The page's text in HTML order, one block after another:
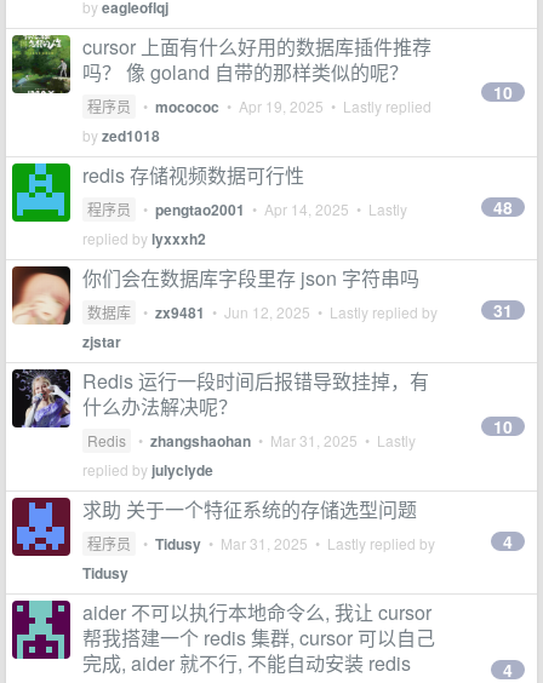
byeagleoflqj
cursor 上面有什么好用的数据库插件推荐
吗？ 像 goland 自带的那样类似的呢？
程序员 • mocococ • Apr 19, 2025 • Lastly replied
byzed1018
10
redis 存储视频数据可行性
程序员 • pengtao2001 • Apr 14, 2025 • Lastly
replied bylyxxxh2
48
你们会在数据库字段里存 json 字符串吗
数据库 • zx9481 • Jun 12, 2025 • Lastly replied by
zjstar
31
Redis 运行一段时间后报错导致挂掉，有
什么办法解决呢？
Redis • zhangshaohan • Mar 31, 2025 • Lastly
replied by julyclyde
10
求助 关于一个特征系统的存储选型问题
程序员 • Tidusy • Mar 31, 2025 • Lastly replied by
Tidusy
4
aider 不可以执行本地命令么, 我让 cursor
帮我搭建一个 redis 集群, cursor 可以自己
完成, aider 就不行, 不能自动安装 redis
4